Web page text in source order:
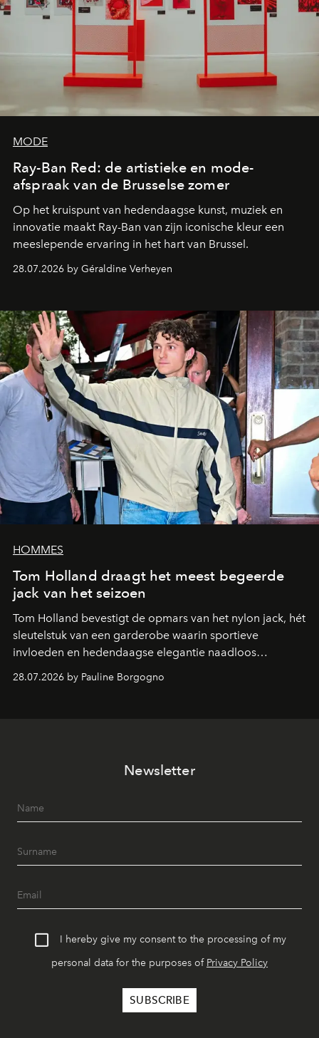
MODE
Ray-Ban Red: de artistieke en mode-
afspraak van de Brusselse zomer
Op het kruispunt van hedendaagse kunst, muziek en
innovatie maakt Ray-Ban van zijn iconische kleur een
meeslepende ervaring in het hart van Brussel.
28.07.2026 by Géraldine Verheyen
HOMMES
Tom Holland draagt het meest begeerde
jack van het seizoen
Tom Holland bevestigt de opmars van het nylon jack, hét
sleutelstuk van een garderobe waarin sportieve
invloeden en hedendaagse elegantie naadloos
samenkomen.
28.07.2026 by Pauline Borgogno
Newsletter
I hereby give my consent to the processing of my
personal data for the purposes of Privacy Policy